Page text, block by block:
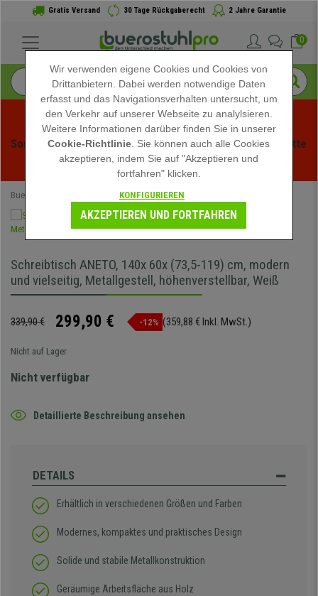
Gratis Versand 30 Tage Rückgaberecht 2 Jahre Garantie
0
Sommerschlussverauf bei buerstuhlpro! Exklusive Rabatte
für kurze Zeit - Aktion ansehen -
Buerostuhlpro Höhenverstellbare Schreibtische
Schreibtisch ANETO, 140x 60x (73,5-119) cm, modern
und vielseitig, Metallgestell, höhenverstellbar, Weiß
339,90 € 299,90 € -12% (359,88 € Inkl. MwSt.)
Nicht auf Lager
Nicht verfügbar
Detaillierte Beschreibung ansehen
DETAILS
Erhältlich in verschiedenen Größen und Farben
Modernes, kompaktes und praktisches Design
Solide und stabile Metallkonstruktion
Geräumige Arbeitsfläche aus Holz
Wir verwenden eigene Cookies und Cookies von
Drittanbietern. Dabei werden notwendige Daten
erfasst und das Navigationsverhalten untersucht, um
den Verkehr auf unserer Webseite zu analylsieren.
Weitere Informationen darüber finden Sie in unserer
Cookie-Richtlinie . Sie können auch alle Cookies
akzeptieren, indem Sie auf "Akzeptieren und
fortfahren" klicken.
KONFIGURIEREN
AKZEPTIEREN UND FORTFAHREN